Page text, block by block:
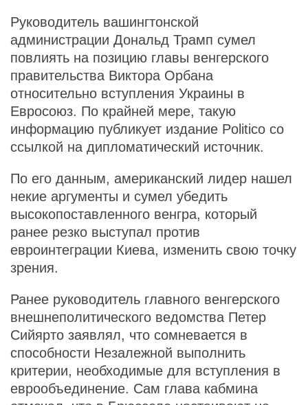
Руководитель вашингтонской
администрации Дональд Трамп сумел
повлиять на позицию главы венгерского
правительства Виктора Орбана
относительно вступления Украины в
Евросоюз. По крайней мере, такую
информацию публикует издание Politico со
ссылкой на дипломатический источник.
По его данным, американский лидер нашел
некие аргументы и сумел убедить
высокопоставленного венгра, который
ранее резко выступал против
евроинтеграции Киева, изменить свою точку
зрения.
Ранее руководитель главного венгерского
внешнеполитического ведомства Петер
Сийярто заявлял, что сомневается в
способности Незалежной выполнить
критерии, необходимые для вступления в
еврообъединение. Сам глава кабмина